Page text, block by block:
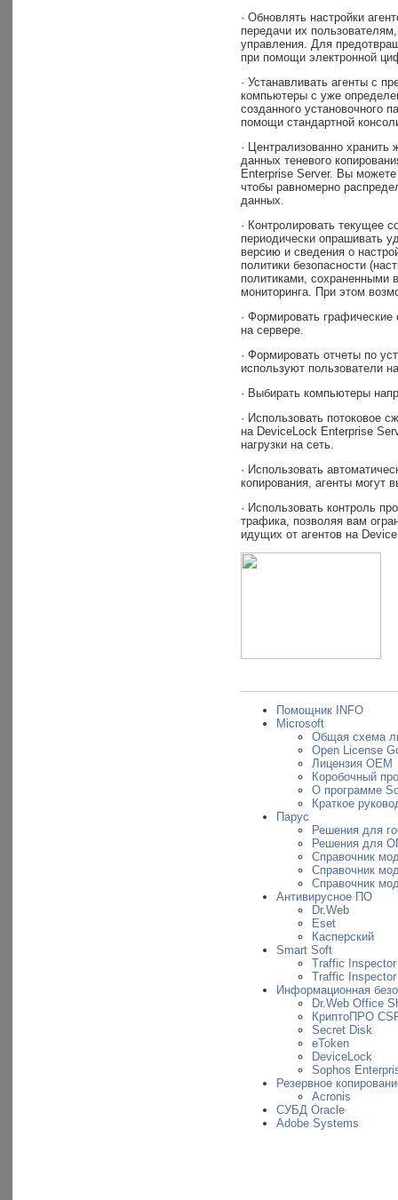
· Обновлять настройки
передачи их
управления. Для
при помощи электронной
· Устанавливать агенты с
компьютеры с уже
созданного установочного
помощи стандартной
· Централизованно хранить
данных теневого
Enterprise Server. Вы
чтобы равномерно
данных.
· Контролировать текущее
периодически опрашивать
версию и сведения о
политики безопасности
политиками, сохраненными
мониторинга. При этом
· Формировать
на сервере.
· Формировать отчеты по
используют пользователи
· Выбирать компьютеры
· Использовать потоковое
на DeviceLock Enterprise
нагрузки на сеть.
· Использовать
копирования, агенты могут
· Использовать контроль
трафика, позволяя вам
идущих от агентов на
Помощник INFO
Microsoft
Общая схема
Open License
Лицензия OEM
Коробочный
О программе
Краткое
Парус
Решения для
Решения для
Справочник
Справочник
Справочник
Антивирусное ПО
Dr.Web
Eset
Касперский
Smart Soft
Traffic Inspector
Traffic
Информационная
Dr.Web Office
КриптоПРО
Secret Disk
eToken
DeviceLock
Sophos
Резервное
Acronis
СУБД Oracle
Adobe Systems